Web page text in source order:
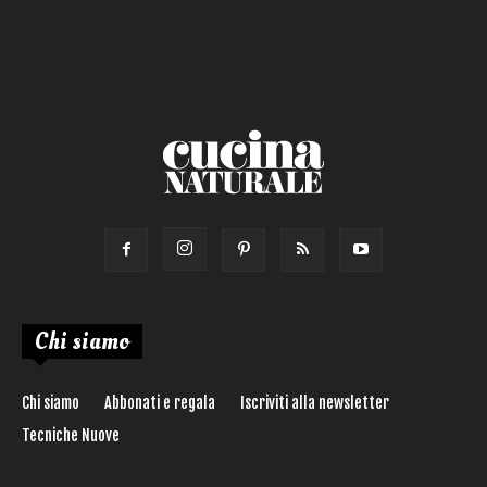
Chi siamo
Chi siamo Abbonati e regala
Iscriviti alla newsletter
Tecniche Nuove